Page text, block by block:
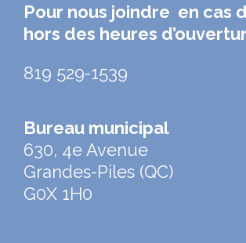
Pour nous joindre en cas
hors des heures
819 529-1539
Bureau municipal
630, 4e Avenue
Grandes-Piles (QC)
G0X 1H0